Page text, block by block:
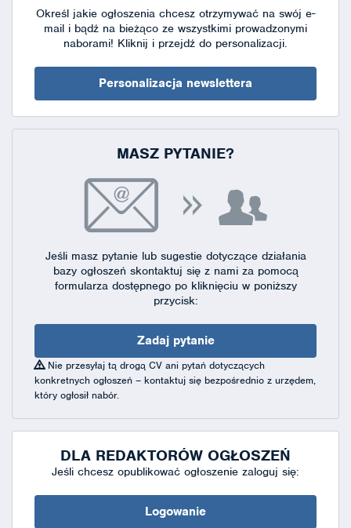
Określ jakie ogłoszenia chcesz otrzymywać na swój e-
mail i bądź na bieżąco ze wszystkimi prowadzonymi
naborami! Kliknij i przejdź do personalizacji.
Personalizacja newslettera
MASZ PYTANIE?
Jeśli masz pytanie lub sugestie dotyczące działania
bazy ogłoszeń skontaktuj się z nami za pomocą
formularza dostępnegopo kliknięciu w poniższy
przycisk:
Zadaj pytanie
Nie przesyłaj tą drogą CV ani pytań dotyczących
konkretnych ogłoszeń – kontaktuj się bezpośrednio z urzędem,
który ogłosił nabór.
DLA REDAKTORÓW OGŁOSZEŃ
Jeśli chcesz opublikować ogłoszenie zaloguj się:
Logowanie